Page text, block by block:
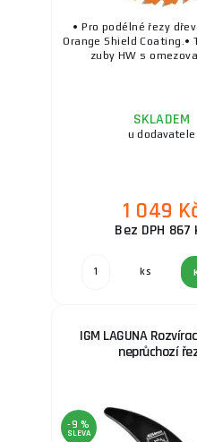
• Pro podélné řezy
Orange Shield Coating.•
zuby HW s
SKLADEM
u dodavatele
1 049
Bez DPH 867
ks
IGM LAGUNA
neprůchozí
-9 %
SLEVA